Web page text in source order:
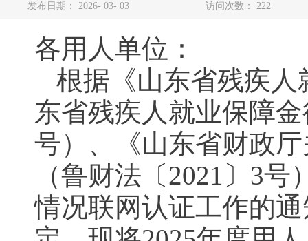
发布日期： 2026- 03- 03 访问次数： 222
各用人单位：
根据《山东省残疾人
东省残疾人就业保障
号）、《山东省财政
（鲁财法〔2021〕3
情况联网认证工作的